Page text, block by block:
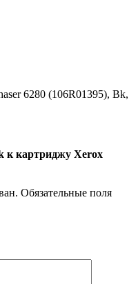
6280 (106R01395), Bk,
к картриджу Xerox
Обязательные поля